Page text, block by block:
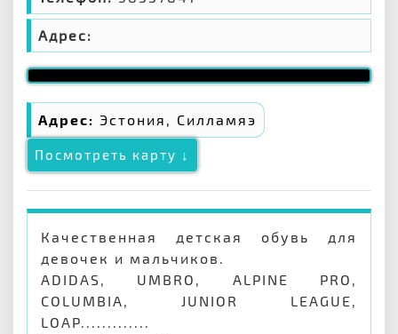
Адрес:
Адрес: Эстония, Силламяэ
Посмотреть карту ↓
Качественная детская обувь для
девочек и мальчиков.
ADIDAS, UMBRO, ALPINE PRO,
COLUMBIA, JUNIOR LEAGUE,
LOAP.............